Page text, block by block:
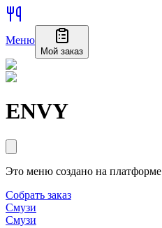
Меню
Мой заказ
ENVY
Это меню создано на платформе
Собрать заказ
Смузи
Смузи